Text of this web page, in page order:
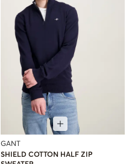
GANT
SHIELD COTTON HALF ZIP